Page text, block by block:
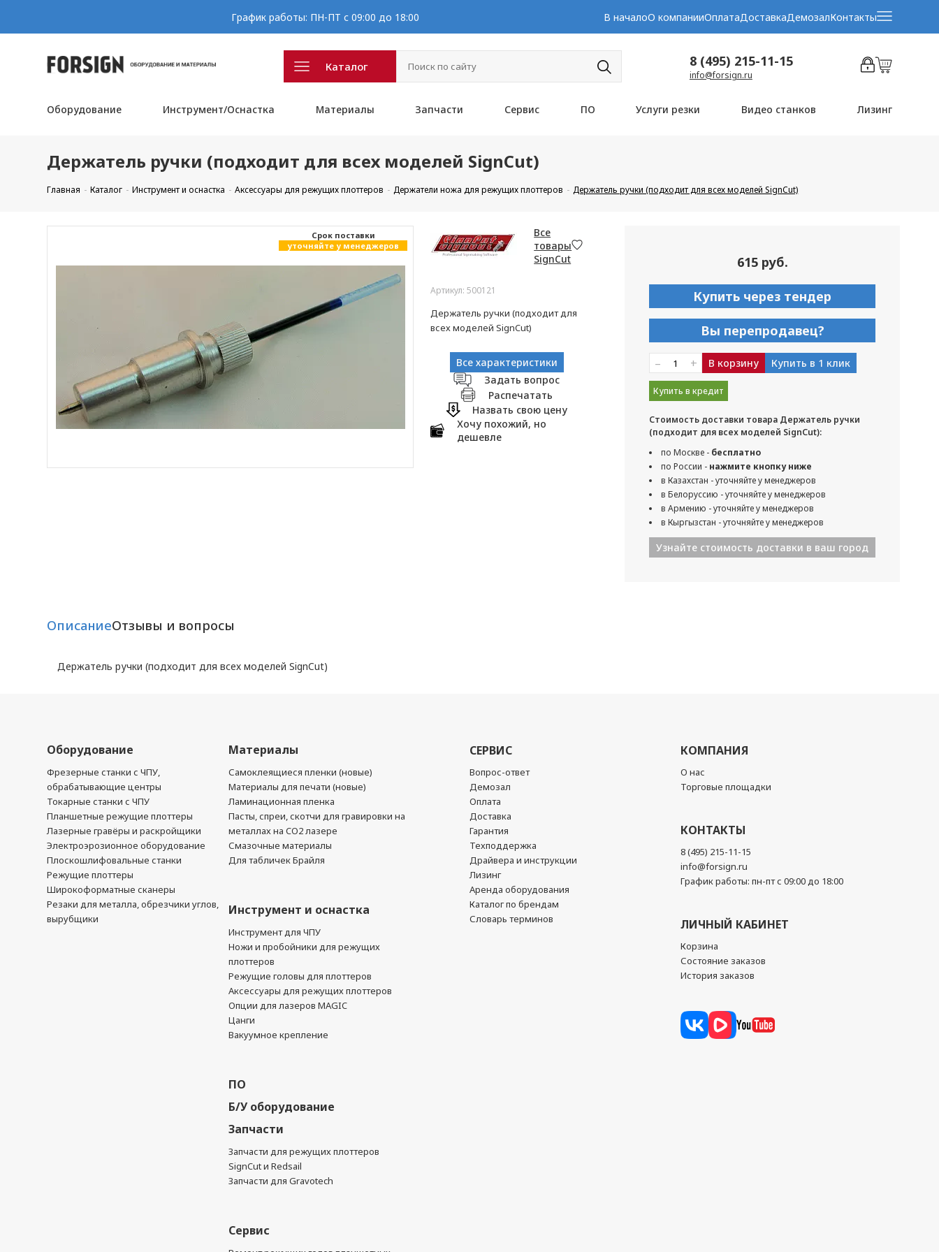
График работы: ПН-ПТ с 09:00 до 18:00 В началоО компанииОплатаДоставкаДемозалКонтакты
Каталог 8 (495) 215-11-15
info@forsign.ru
Оборудование Инструмент/Оснастка Материалы Запчасти Сервис ПО Услуги резки Видео станков Лизинг
Держатель ручки (подходит для всех моделей SignCut)
Главная Каталог Инструмент и оснастка Аксессуары для режущих плоттеров Держатели ножа для режущих плоттеров Держатель ручки (подходит для всех моделей SignCut)
Cрок поставки
уточняйте у менеджеров
Все
товары
SignCut
Артикул: 500121
Держатель ручки (подходит для
всех моделей SignCut)
Все характеристики
Задать вопрос
Распечатать
Назвать свою цену
Хочу похожий, но
дешевле
615 руб.
Купить через тендер
Вы перепродавец?
– + В корзину Купить в 1 клик
Купить в кредит
Стоимость доставки товара Держатель ручки
(подходит для всех моделей SignCut):
по Москве - бесплатно
по России - нажмите кнопку ниже
в Казахстан - уточняйте у менеджеров
в Белоруссию - уточняйте у менеджеров
в Армению - уточняйте у менеджеров
в Кыргызстан - уточняйте у менеджеров
Узнайте стоимость доставки в ваш город
ОписаниеОтзывы и вопросы
Держатель ручки (подходит для всех моделей SignCut)
Оборудование
Фрезерные станки с ЧПУ,
обрабатывающие центры
Токарные станки с ЧПУ
Планшетные режущие плоттеры
Лазерные гравёры и раскройщики
Электроэрозионное оборудование
Плоскошлифовальные станки
Режущие плоттеры
Широкоформатные сканеры
Резаки для металла, обрезчики углов,
вырубщики
Материалы
Самоклеящиеся пленки (новые)
Материалы для печати (новые)
Ламинационная пленка
Пасты, спреи, скотчи для гравировки на
металлах на CO2 лазере
Смазочные материалы
Для табличек Брайля
Инструмент и оснастка
Инструмент для ЧПУ
Ножи и пробойники для режущих
плоттеров
Режущие головы для плоттеров
Аксессуары для режущих плоттеров
Опции для лазеров MAGIC
Цанги
Вакуумное крепление
ПО
Б/У оборудование
Запчасти
Запчасти для режущих плоттеров
SignCut и Redsail
Запчасти для Gravotech
Сервис
СЕРВИС
Вопрос-ответ
Демозал
Оплата
Доставка
Гарантия
Техподдержка
Драйвера и инструкции
Лизинг
Аренда оборудования
Каталог по брендам
Словарь терминов
КОМПАНИЯ
О нас
Торговые площадки
КОНТАКТЫ
8 (495) 215-11-15
info@forsign.ru
График работы: пн-пт с 09:00 до 18:00
ЛИЧНЫЙ КАБИНЕТ
Корзина
Состояние заказов
История заказов